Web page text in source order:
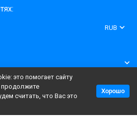
RUB
Карта сайта
это помогает сайту
продолжите
считать, что Вас это
Хорошо